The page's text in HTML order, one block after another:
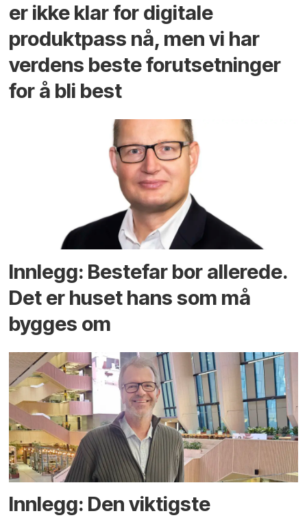
er ikke klar for digitale
produktpass nå, men vi har
verdens beste forutsetninger
for å bli best
Innlegg: Bestefar bor allerede.
Det er huset hans som må
bygges om
Innlegg: Den viktigste